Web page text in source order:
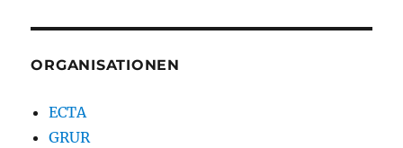
ORGANISATIONEN
ECTA
GRUR